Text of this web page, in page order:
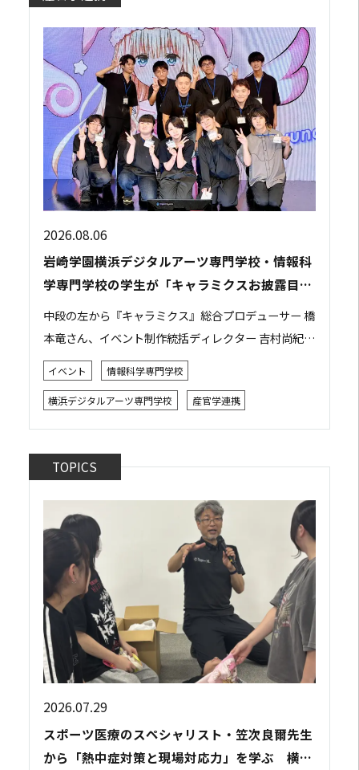
2026.08.06
岩崎学園横浜デジタルアーツ専門学校・情報科
学専門学校の学生が「キャラミクスお披露目イ
ベント」の運営スタッフとして参加しました
中段の左から『キャラミクス』総合プロデューサー 橋
本竜さん、イベント制作統括ディレクター 吉村尚紀さ
ん 2026年8月2日、都内で開催された株式会社リモア
主催の「キャラミクスお披露目イベント」...
イベント 情報科学専門学校
横浜デジタルアーツ専門学校 産官学連携
TOPICS
2026.07.29
スポーツ医療のスペシャリスト・笠次良爾先生
から「熱中症対策と現場対応力」を学ぶ 横浜